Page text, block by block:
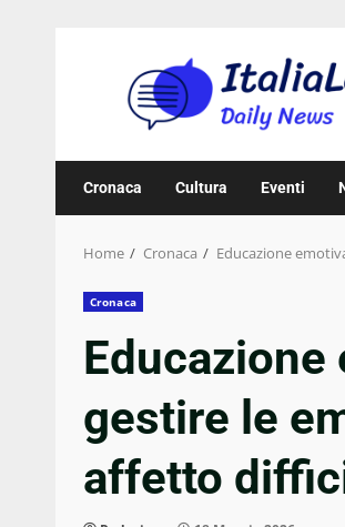
Cronaca Cultura Eventi
Home Cronaca Educazione
Cronaca
Educazione
gestire le
affetto